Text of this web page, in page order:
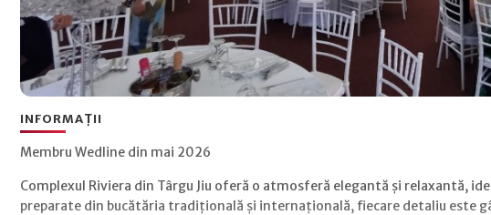
INFORMAȚII
Membru Wedline din mai 2026
Complexul Riviera din Târgu Jiu oferă o atmosferă elegantă și relaxantă,
preparate din bucătăria tradițională și internațională, fiecare detaliu este